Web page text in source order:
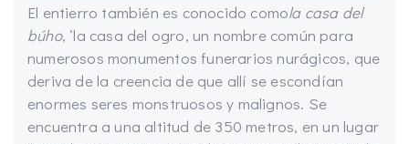
El entierro también es conocido comola casa del
búho, ‘la casa del ogro, un nombre común para
numerosos monumentos funerarios nurágicos, que
deriva de la creencia de que allí se escondían
enormes seres monstruosos y malignos. Se
encuentra a una altitud de 350 metros, en un lugar